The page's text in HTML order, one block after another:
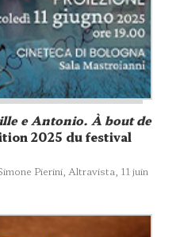
e Antonio. À bout de
2025 du festival
Pierini, Altravista, 11 juin